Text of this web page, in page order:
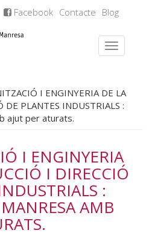
Facebook Contacte Blog
I ENGINYERIA DE LA
DE PLANTES INDUSTRIALS :
ajut per aturats.
I ENGINYERIA
I DIRECCIÓ
:
AMB